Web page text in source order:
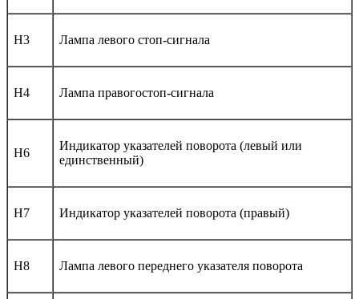
H3 Лампа левого стоп-сигнала
H4 Лампа правогостоп-сигнала
H6
Индикатор указателей поворота (левый или
единственный)
H7 Индикатор указателей поворота (правый)
H8 Лампа левого переднего указателя поворота